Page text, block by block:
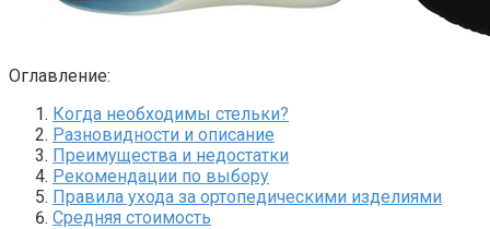
Оглавление:
Когда необходимы стельки?
Разновидности и описание
Преимущества и недостатки
Рекомендации по выбору
Правила ухода за ортопедическими изделиями
Средняя стоимость